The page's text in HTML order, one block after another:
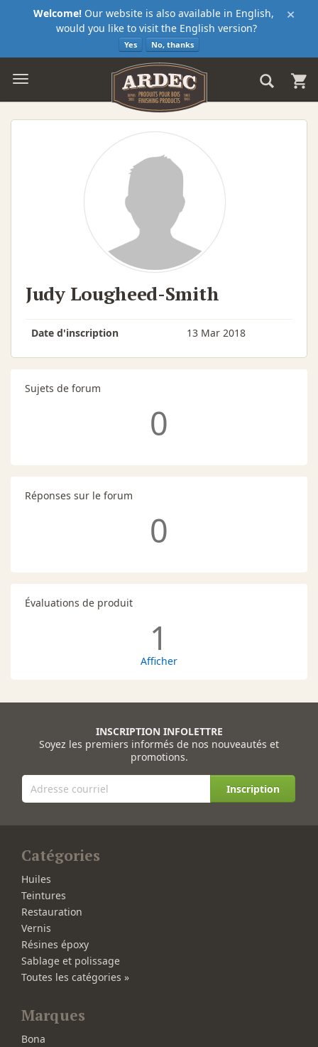
×
Welcome! Our website is also available in English,
would you like to visit the English version?
Yes No, thanks
Judy Lougheed-Smith
Date d'inscription 13 Mar 2018
Sujets de forum
0
Réponses sur le forum
0
Évaluations de produit
1
Afficher
INSCRIPTION INFOLETTRE
Soyez les premiers informés de nos nouveautés et
promotions.
Inscription
Catégories
Huiles
Teintures
Restauration
Vernis
Résines époxy
Sablage et polissage
Toutes les catégories »
Marques
Bona